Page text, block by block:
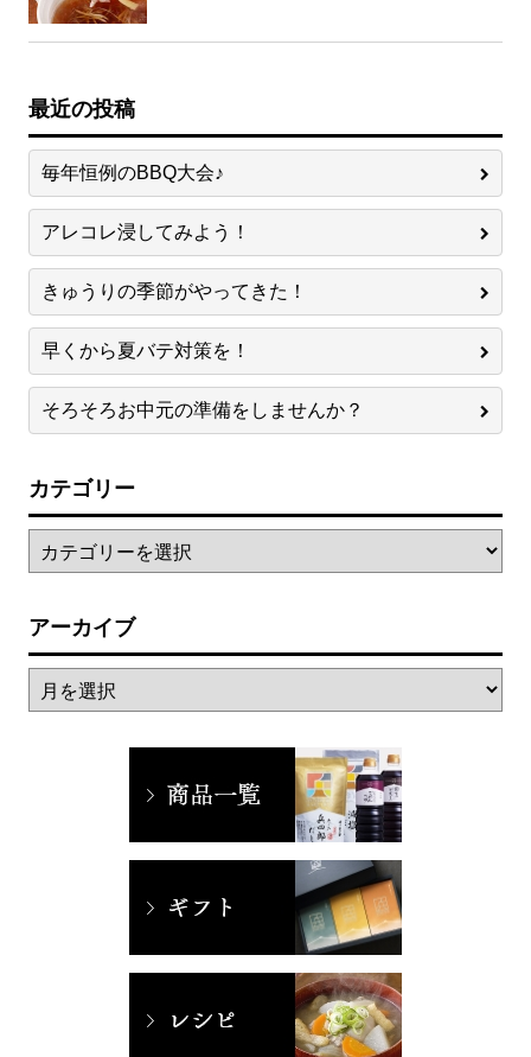
最近の投稿
毎年恒例のBBQ大会♪
アレコレ浸してみよう！
きゅうりの季節がやってきた！
早くから夏バテ対策を！
そろそろお中元の準備をしませんか？
カテゴリー
アーカイブ